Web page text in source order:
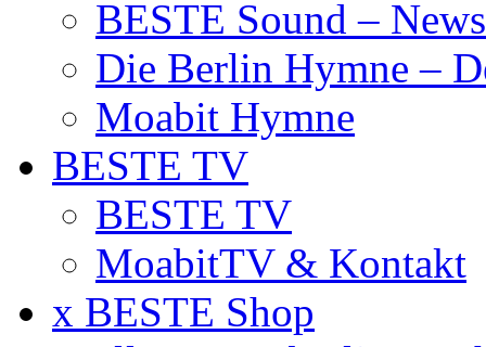
BESTE Sound –
Die Berlin Hymne –
Moabit Hymne
BESTE TV
BESTE TV
MoabitTV & Kontakt
x BESTE Shop